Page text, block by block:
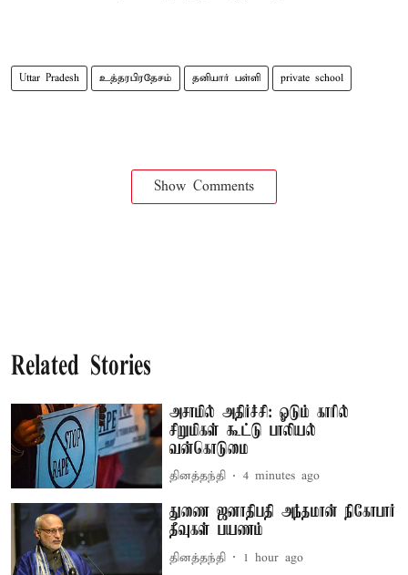
Uttar Pradesh உத்தரபிரதேசம் தனியார் பள்ளி private school
Show Comments
Related Stories
அசாமில் அதிர்ச்சி: ஓடும் காரில்
சிறுமிகள் கூட்டு பாலியல்
வன்கொடுமை
தினத்தந்தி 4 minutes ago
துணை ஜனாதிபதி அந்தமான் நிகோபார்
தீவுகள் பயணம்
தினத்தந்தி 1 hour ago